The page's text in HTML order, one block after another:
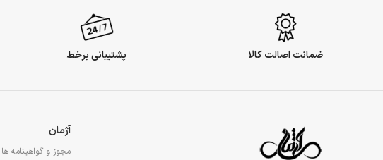
ضمانت اصالت کالا پشتیبانی برخط
آژمان
مجوز و گواهینامه ها